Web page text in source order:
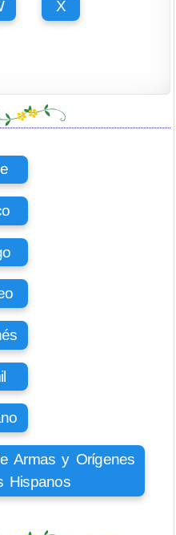
X
Armas y Orígenes
Hispanos